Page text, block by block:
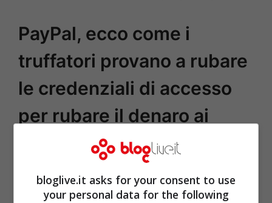
PayPal, ecco come i
truffatori provano a rubare
le credenziali di accesso
per rubare il denaro ai
bloglive.it asks for your consent to use
your personal data for the following